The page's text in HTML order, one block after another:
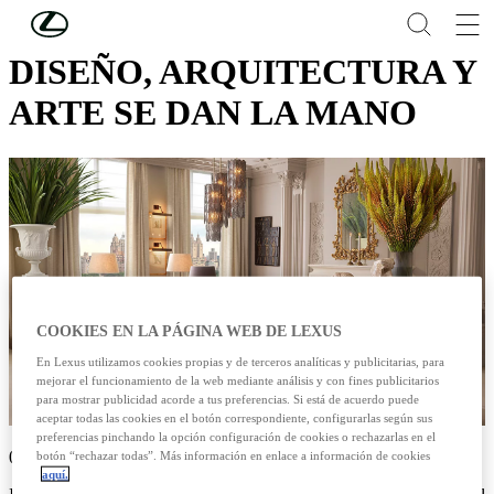
Skip to Main Content
DISEÑO, ARQUITECTURA Y
ARTE SE DAN LA MANO
01/11/2024
COOKIES EN LA PÁGINA WEB DE LEXUS
En Lexus utilizamos cookies propias y de terceros analíticas y publicitarias, para
mejorar el funcionamiento de la web mediante análisis y con fines publicitarios
para mostrar publicidad acorde a tus preferencias. Si está de acuerdo puede
aceptar todas las cookies en el botón correspondiente, configurarlas según sus
preferencias pinchando la opción configuración de cookies o rechazarlas en el
botón “rechazar todas”. Más información en enlace a información de cookies
aquí.